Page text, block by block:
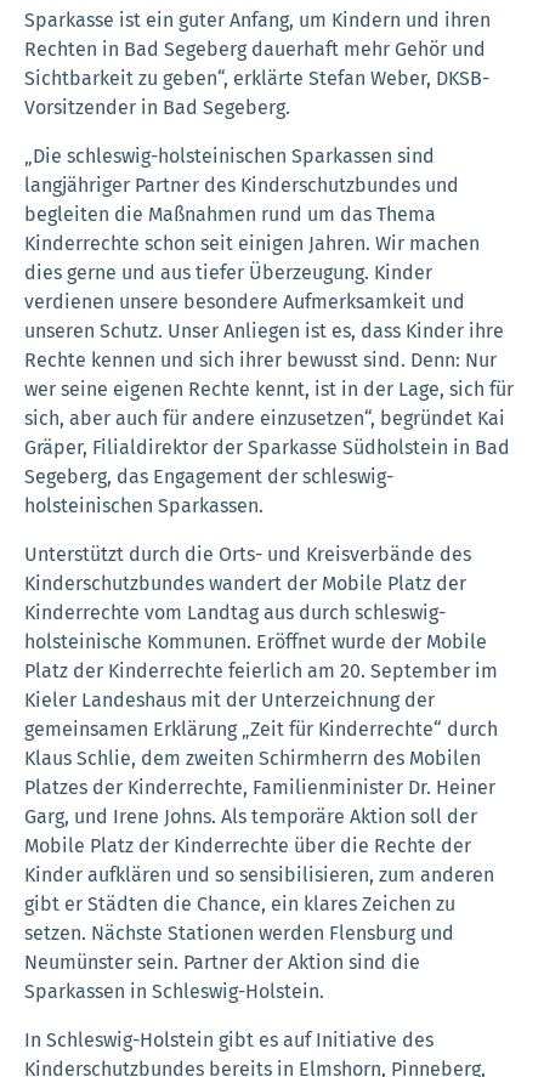
Sparkasse ist ein guter Anfang, um Kindern und ihren
Rechten in Bad Segeberg dauerhaft mehr Gehör und
Sichtbarkeit zu geben“, erklärte Stefan Weber, DKSB-
Vorsitzender in Bad Segeberg.
„Die schleswig-holsteinischen Sparkassen sind
langjähriger Partner des Kinderschutzbundes und
begleiten die Maßnahmen rund um das Thema
Kinderrechte schon seit einigen Jahren. Wir machen
dies gerne und aus tiefer Überzeugung. Kinder
verdienen unsere besondere Aufmerksamkeit und
unseren Schutz. Unser Anliegen ist es, dass Kinder ihre
Rechte kennen und sich ihrer bewusst sind. Denn: Nur
wer seine eigenen Rechte kennt, ist in der Lage, sich für
sich, aber auch für andere einzusetzen“, begründet Kai
Gräper, Filialdirektor der Sparkasse Südholstein in Bad
Segeberg, das Engagement der schleswig-
holsteinischen Sparkassen.
Unterstützt durch die Orts- und Kreisverbände des
Kinderschutzbundes wandert der Mobile Platz der
Kinderrechte vom Landtag aus durch schleswig-
holsteinische Kommunen. Eröffnet wurde der Mobile
Platz der Kinderrechte feierlich am 20. September im
Kieler Landeshaus mit der Unterzeichnung der
gemeinsamen Erklärung „Zeit für Kinderrechte“ durch
Klaus Schlie, dem zweiten Schirmherrn des Mobilen
Platzes der Kinderrechte, Familienminister Dr. Heiner
Garg, und Irene Johns. Als temporäre Aktion soll der
Mobile Platz der Kinderrechte über die Rechte der
Kinder aufklären und so sensibilisieren, zum anderen
gibt er Städten die Chance, ein klares Zeichen zu
setzen. Nächste Stationen werden Flensburg und
Neumünster sein. Partner der Aktion sind die
Sparkassen in Schleswig-Holstein.
In Schleswig-Holstein gibt es auf Initiative des
Kinderschutzbundes bereits in Elmshorn, Pinneberg,